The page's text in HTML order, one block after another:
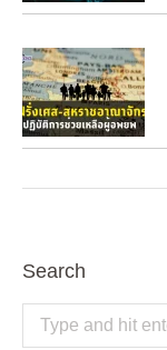
Search
Search: